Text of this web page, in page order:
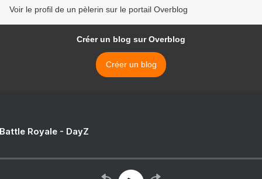
Voir le profil de un pèlerin sur le portail Overblog
Créer un blog sur Overblog
Créer un blog
Royale - DayZ